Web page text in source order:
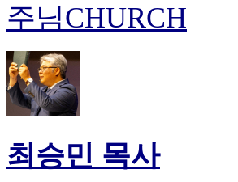
주님CHURCH
최승민 목사